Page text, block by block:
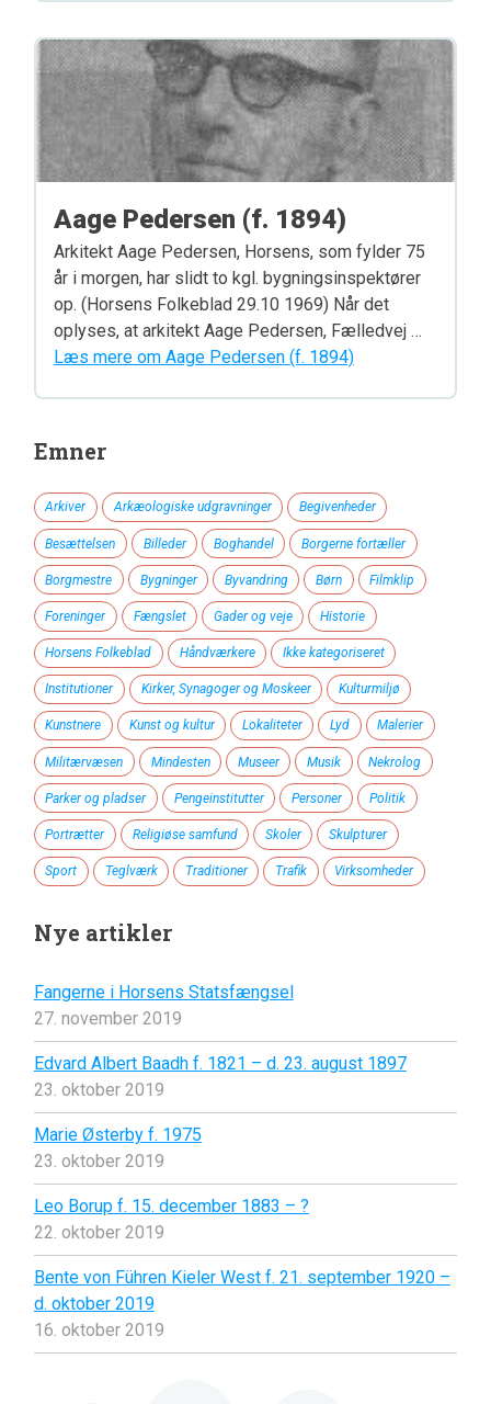
Aage Pedersen (f. 1894)
Arkitekt Aage Pedersen, Horsens, som fylder 75
år i morgen, har slidt to kgl. bygningsinspektører
op. (Horsens Folkeblad 29.10 1969) Når det
oplyses, at arkitekt Aage Pedersen, Fælledvej …
Læs mere om Aage Pedersen (f. 1894)
Emner
Arkiver Arkæologiske udgravninger Begivenheder
Besættelsen Billeder Boghandel Borgerne fortæller
Borgmestre Bygninger Byvandring Børn Filmklip
Foreninger Fængslet Gader og veje Historie
Horsens Folkeblad Håndværkere Ikke kategoriseret
Institutioner Kirker, Synagoger og Moskeer Kulturmiljø
Kunstnere Kunst og kultur Lokaliteter Lyd Malerier
Militærvæsen Mindesten Museer Musik Nekrolog
Parker og pladser Pengeinstitutter Personer Politik
Portrætter Religiøse samfund Skoler Skulpturer
Sport Teglværk Traditioner Trafik Virksomheder
Nye artikler
Fangerne i Horsens Statsfængsel
27. november 2019
Edvard Albert Baadh f. 1821 – d. 23. august 1897
23. oktober 2019
Marie Østerby f. 1975
23. oktober 2019
Leo Borup f. 15. december 1883 – ?
22. oktober 2019
Bente von Führen Kieler West f. 21. september 1920 –
d. oktober 2019
16. oktober 2019